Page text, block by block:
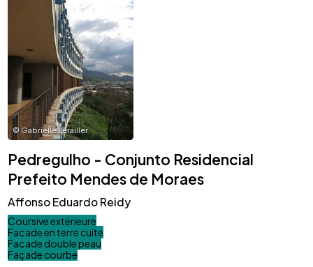
©Gabrielle Lerailler
Pedregulho - Conjunto Residencial
Prefeito Mendes de Moraes
Affonso Eduardo Reidy
Coursive extérieure
Façade en terre cuite
Façade double peau
Façade courbe